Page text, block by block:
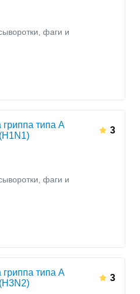
фаги и
гриппа типа А
3
фаги и
гриппа типа А
3